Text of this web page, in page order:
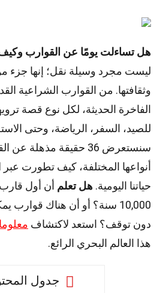
هل تساءلت يومًا عن القوارب
ليست مجرد وسيلة نقل؛ إنها جزء
وثقافتها. من القوارب الشراعية
الفاخرة الحديثة، لكل نوع قصة
للصيد، السفر، الرياضة، وحتى
سنستعرض 36 حقيقة
أنواعها المختلفة، كيف تطورت عبر
حياتنا اليومية. هل تعلم أن أول
10,000 سنة؟ أو أن هناك قوارب
دون توقف؟ استعد لاكتشاف
هذا العالم البحري الرائع.
جدول